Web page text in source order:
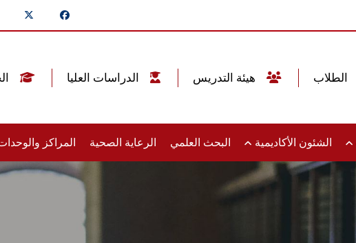
الشئون الأكاديمية البحث العلمي الرعاية الصحية المراكز